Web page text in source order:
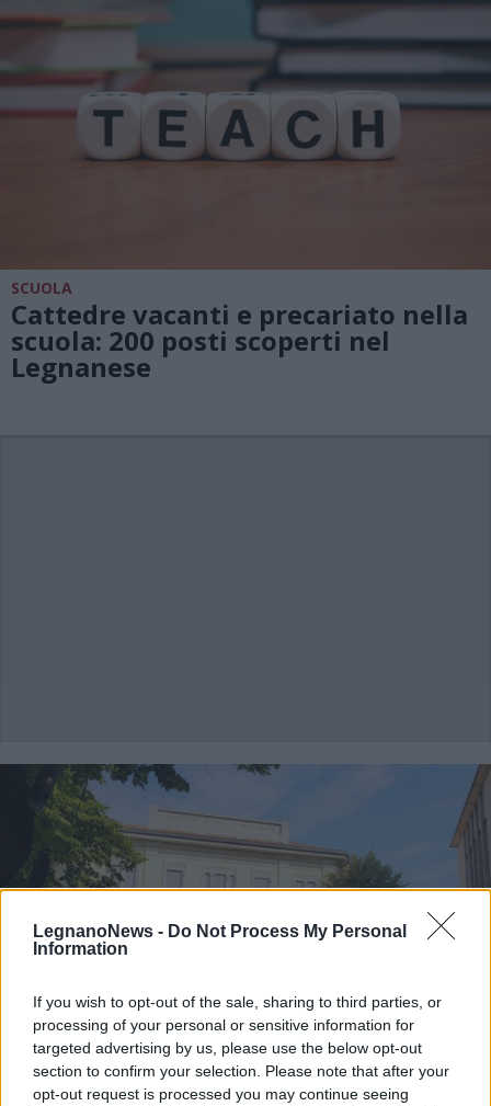
LegnanoNews - Do Not Process My Personal
Information
If you wish to opt-out of the sale, sharing to third parties, or
processing of your personal or sensitive information for
targeted advertising by us, please use the below opt-out
section to confirm your selection. Please note that after your
opt-out request is processed you may continue seeing
SCUOLA
Cattedre vacanti e precariato nella
scuola: 200 posti scoperti nel
Legnanese